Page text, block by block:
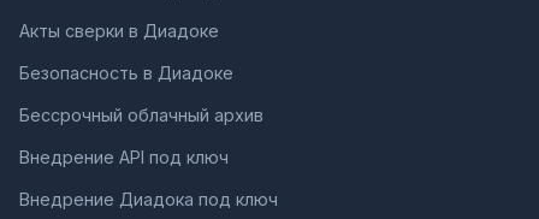
Акты сверки в Диадоке
Безопасность в Диадоке
Бессрочный облачный архив
Внедрение API под ключ
Внедрение Диадока под ключ